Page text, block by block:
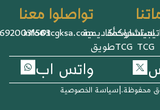
حوكمة
TCG
أكاديمية
طويق
تواصلوا معنا
info@tcgksa.com
966920031563+
واتس اب
|سياسة الخصوصية